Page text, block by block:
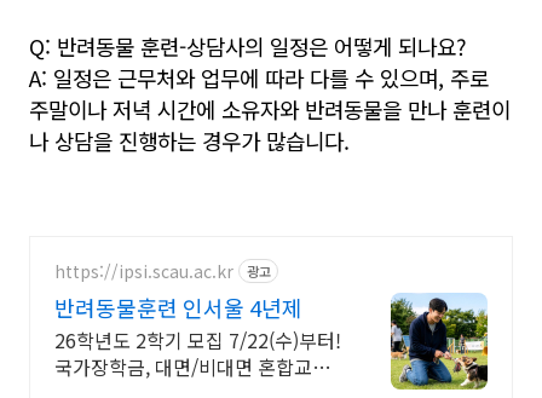
Q: 반려동물 훈련-상담사의 일정은 어떻게 되나요?
A: 일정은 근무처와 업무에 따라 다를 수 있으며, 주로
주말이나 저녁 시간에 소유자와 반려동물을 만나 훈련이
나 상담을 진행하는 경우가 많습니다.
https://ipsi.scau.ac.kr 광고
반려동물훈련 인서울 4년제
26학년도 2학기 모집 7/22(수)부터!
국가장학금, 대면/비대면 혼합교육